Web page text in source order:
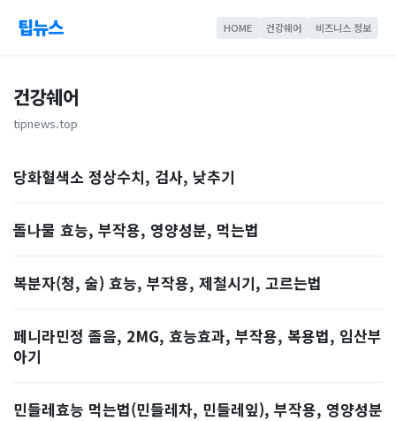
팁뉴스 HOME 건강쉐어 비즈니스 정보
건강쉐어
tipnews.top
당화혈색소 정상수치, 검사, 낮추기
돌나물 효능, 부작용, 영양성분, 먹는법
복분자(청, 술) 효능, 부작용, 제철시기, 고르는법
페니라민정 졸음, 2MG, 효능효과, 부작용, 복용법, 임산부
아기
민들레효능 먹는법(민들레차, 민들레잎), 부작용, 영양성분